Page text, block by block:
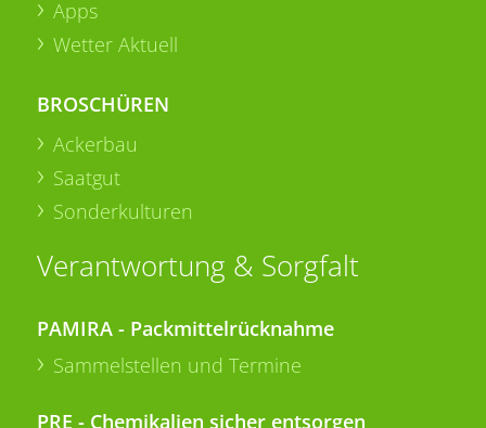
Apps
Wetter Aktuell
BROSCHÜREN
Ackerbau
Saatgut
Sonderkulturen
Verantwortung & Sorgfalt
PAMIRA - Packmittelrücknahme
Sammelstellen und Termine
PRE - Chemikalien sicher entsorgen